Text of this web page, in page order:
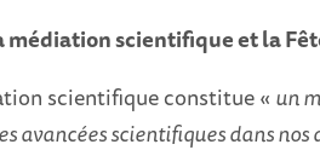
scientifique et la
scientifique constitue « un
avancées scientifiques dans nos